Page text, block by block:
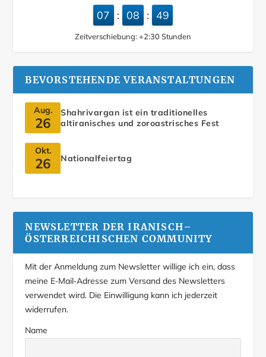
07 : 08 : 50
Zeitverschiebung:+2:30 Stunden
BEVORSTEHENDE VERANSTALTUNGEN
Aug.
26
Shahrivargan ist ein traditionelles
altiranisches und zoroastrisches Fest
Okt.
26 Nationalfeiertag
NEWSLETTER DER IRANISCH–
ÖSTERREICHISCHEN COMMUNITY
Mit der Anmeldung zum Newsletter willige ich ein, dass
meine E‑Mail‑Adresse zum Versand des Newsletters
verwendet wird. Die Einwilligung kann ich jederzeit
widerrufen.
Name